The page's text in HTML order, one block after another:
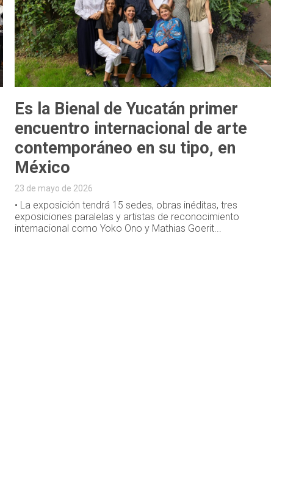
Es la Bienal de Yucatán primer
encuentro internacional de arte
contemporáneo en su tipo, en
México
23 de mayo de 2026
• La exposición tendrá 15 sedes, obras inéditas, tres
exposiciones paralelas y artistas de reconocimiento
internacional como Yoko Ono y Mathias Goerit...